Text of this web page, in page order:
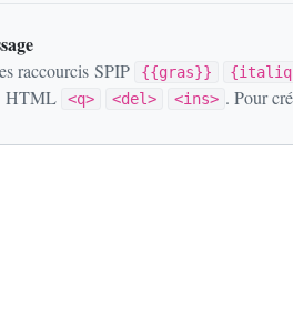
raccourcis SPIP {{gras}}
HTML <q> <del> <ins> . Pour